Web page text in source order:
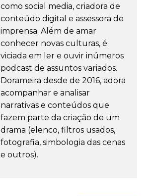
como social media, criadora de
conteúdo digital e assessora de
imprensa. Além de amar
conhecer novas culturas, é
viciada em ler e ouvir inúmeros
podcast de assuntos variados.
Dorameira desde de 2016, adora
acompanhar e analisar
narrativas e conteúdos que
fazem parte da criação de um
drama (elenco, filtros usados,
fotografia, simbologia das cenas
e outros).